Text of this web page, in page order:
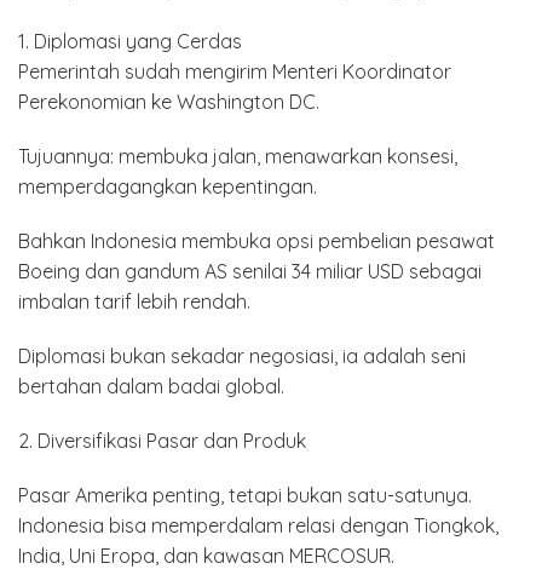
1. Diplomasi yang Cerdas
Pemerintah sudah mengirim Menteri Koordinator
Perekonomian ke Washington DC.
Tujuannya: membuka jalan, menawarkan konsesi,
memperdagangkan kepentingan.
Bahkan Indonesia membuka opsi pembelian pesawat
Boeing dan gandum AS senilai 34 miliar USD sebagai
imbalan tarif lebih rendah.
Diplomasi bukan sekadar negosiasi, ia adalah seni
bertahan dalam badai global.
2. Diversifikasi Pasar dan Produk
Pasar Amerika penting, tetapi bukan satu-satunya.
Indonesia bisa memperdalam relasi dengan Tiongkok,
India, Uni Eropa, dan kawasan MERCOSUR.